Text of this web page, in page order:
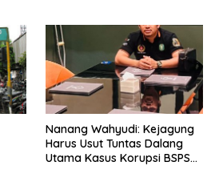
Nanang Wahyudi: Kejagung
Harus Usut Tuntas Dalang
Utama Kasus Korupsi BSPS